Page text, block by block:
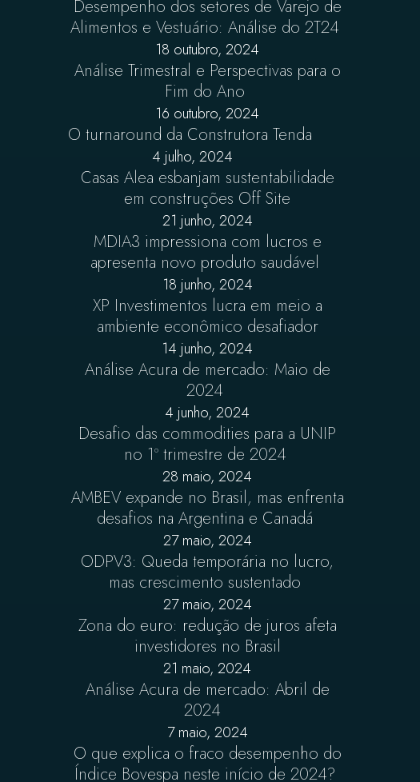
Desempenho dos setores de Varejo de
Alimentos e Vestuário: Análise do 2T24
18 outubro, 2024
Análise Trimestral e Perspectivas para o
Fim do Ano
16 outubro, 2024
O turnaround da Construtora Tenda
4 julho, 2024
Casas Alea esbanjam sustentabilidade
em construções Off Site
21 junho, 2024
MDIA3 impressiona com lucros e
apresenta novo produto saudável
18 junho, 2024
XP Investimentos lucra em meio a
ambiente econômico desafiador
14 junho, 2024
Análise Acura de mercado: Maio de
2024
4 junho, 2024
Desafio das commodities para a UNIP
no 1º trimestre de 2024
28 maio, 2024
AMBEV expande no Brasil, mas enfrenta
desafios na Argentina e Canadá
27 maio, 2024
ODPV3: Queda temporária no lucro,
mas crescimento sustentado
27 maio, 2024
Zona do euro: redução de juros afeta
investidores no Brasil
21 maio, 2024
Análise Acura de mercado: Abril de
2024
7 maio, 2024
O que explica o fraco desempenho do
Índice Bovespa neste início de 2024?